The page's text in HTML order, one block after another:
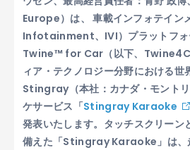
Europe）は、 車載インフォテイ
Infotainment、IVI）プラットフォ
Twine™ for Car（以下、
ィア・テクノロジー分野における世
Stingray（本社：カナダ・モント
ケサービス「Stingray Karaoke
発表いたします。タッチスクリーン
備えた「Stingray Karaoke」は、